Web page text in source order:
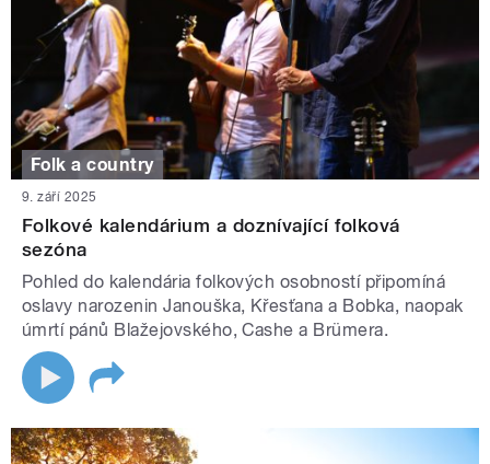
Folk a country
9. září 2025
Folkové kalendárium a doznívající folková
sezóna
Pohled do kalendária folkových osobností připomíná
oslavy narozenin Janouška, Křesťana a Bobka, naopak
úmrtí pánů Blažejovského, Cashe a Brümera.